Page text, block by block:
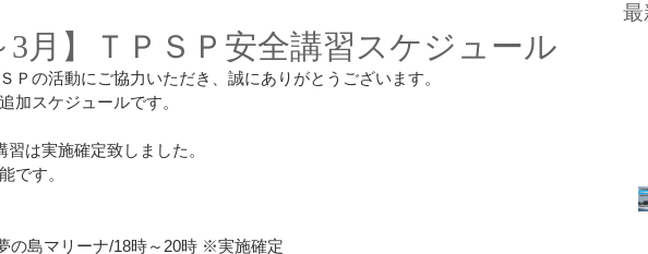
3月】ＴＰＳＰ安全講習スケジュール
Ｐの活動にご協力いただき、誠にありがとうございます。
加スケジュールです。
習は実施確定致しました。
です。
の島マリーナ/18時～20時 ※実施確定
最